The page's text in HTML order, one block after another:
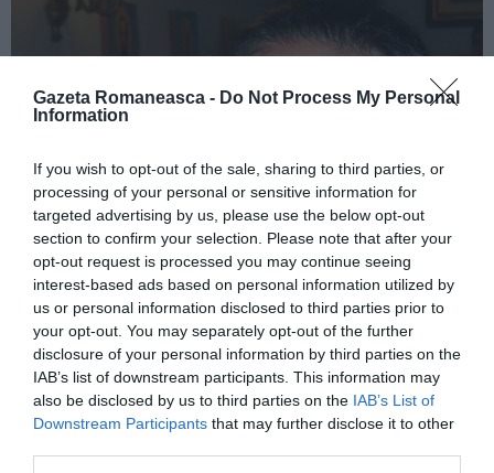
Gazeta Romaneasca - Do Not Process My Personal
Information
If you wish to opt-out of the sale, sharing to third parties, or
processing of your personal or sensitive information for
targeted advertising by us, please use the below opt-out
section to confirm your selection. Please note that after your
opt-out request is processed you may continue seeing
interest-based ads based on personal information utilized by
us or personal information disclosed to third parties prior to
your opt-out. You may separately opt-out of the further
disclosure of your personal information by third parties on the
IAB’s list of downstream participants. This information may
also be disclosed by us to third parties on the IAB’s List of
Downstream Participants that may further disclose it to other
CITEȘTE ȘI:
Brindisi, descoperire șocantă: româncă și fetița ei